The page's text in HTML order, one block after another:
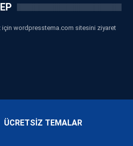
wordpresstema.com sitesini ziyaret
ÜCRETSİZ TEMALAR